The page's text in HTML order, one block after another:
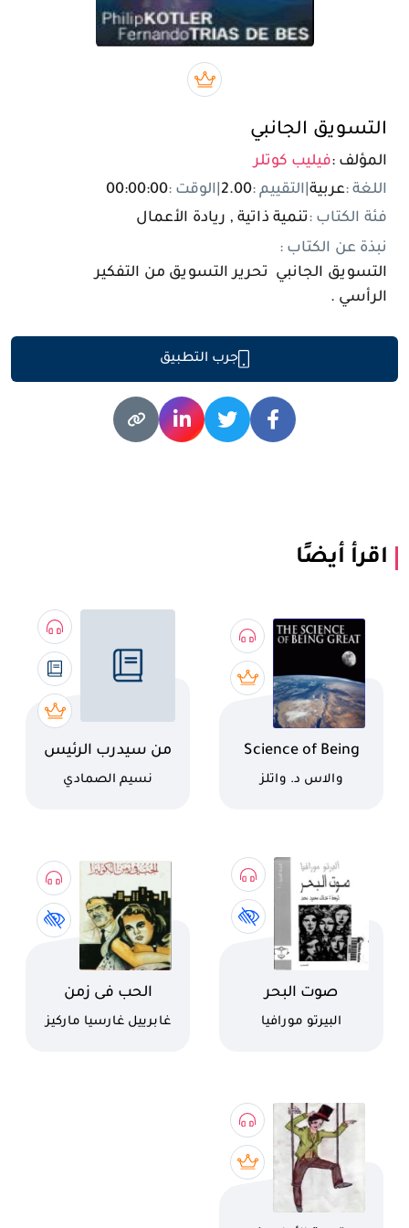
تسجيل الدخول
مستخدم جديد
بريميوم book
التسويق الجانبي
المؤلف :فيليب كوتلر
اللغة :عربية التقييم :2.00 الوقت :00:00:00
فئة الكتاب :تنمية ذاتية , ريادة الأعمال
نبذة عن الكتاب :
التسويق الجانبي تحرير التسويق من التفكير
الرأسي .
جرب التطبيق
اقرأ أيضًا
اسم الكتاب
Science of Being
Greatكاتب
والاس د. واتلز
اسم الكتاب
من سيدرب الرئيس
القادم؟كاتب
نسيم الصمادي
اسم الكتاب
صوت البحر
كاتب
البيرتو مورافيا
اسم الكتاب
الحب فى زمن
الكوليرا
كاتب
غابرييل غارسيا ماركيز